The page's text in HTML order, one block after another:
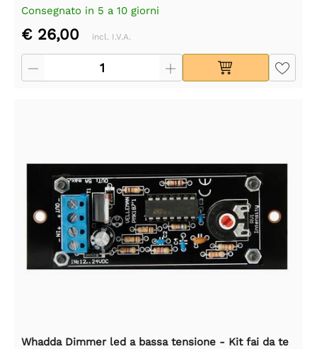
Consegnato in 5 a 10 giorni
€ 26,00 incl. I.V.A.
Whadda Dimmer led a bassa tensione - Kit fai da te